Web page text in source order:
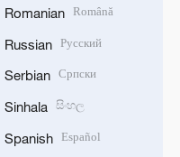
Romanian Română
Russian Русский
Serbian Српски
Sinhala සිංහල
Spanish Español